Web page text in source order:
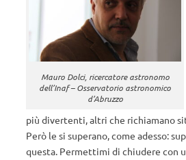
Mauro Dolci, ricercatore astronomo
dell’Inaf – Osservatorio astronomico
d’Abruzzo
più divertenti, altri che richiamano
Però le si superano, come adesso:
questa. Permettimi di chiudere con